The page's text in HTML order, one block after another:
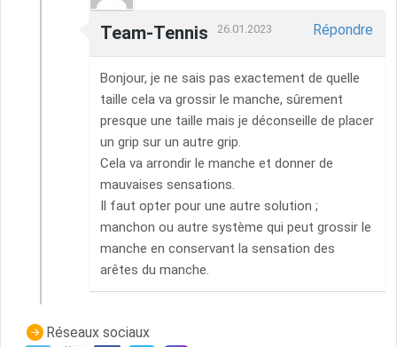
Team-Tennis 26.01.2023 Répondre
Bonjour, je ne sais pas exactement de quelle
taille cela va grossir le manche, sûrement
presque une taille mais je déconseille de placer
un grip sur un autre grip.
Cela va arrondir le manche et donner de
mauvaises sensations.
Il faut opter pour une autre solution ;
manchon ou autre système qui peut grossir le
manche en conservant la sensation des
arêtes du manche.
Réseaux sociaux